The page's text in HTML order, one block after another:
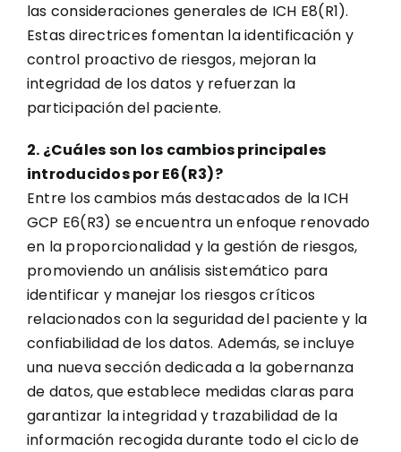
las consideraciones generales de ICH E8(R1).
Estas directrices fomentan la identificación y
control proactivo de riesgos, mejoran la
integridad de los datos y refuerzan la
participación del paciente.
2. ¿Cuáles son los cambios principales
introducidos por E6(R3)?
Entre los cambios más destacados de la ICH
GCP E6(R3) se encuentra un enfoque renovado
en la proporcionalidad y la gestión de riesgos,
promoviendo un análisis sistemático para
identificar y manejar los riesgos críticos
relacionados con la seguridad del paciente y la
confiabilidad de los datos. Además, se incluye
una nueva sección dedicada a la gobernanza
de datos, que establece medidas claras para
garantizar la integridad y trazabilidad de la
información recogida durante todo el ciclo de